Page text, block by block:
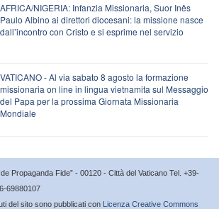
AFRICA/NIGERIA: Infanzia Missionaria, Suor Inês
Paulo Albino ai direttori diocesani: la missione nasce
dall’incontro con Cristo e si esprime nel servizio
VATICANO - Al via sabato 8 agosto la formazione
missionaria on line in lingua vietnamita sul Messaggio
del Papa per la prossima Giornata Missionaria
Mondiale
Propaganda Fide” - 00120 - Città del Vaticano Tel. +39-
69880107
del sito sono pubblicati con Licenza Creative Commons